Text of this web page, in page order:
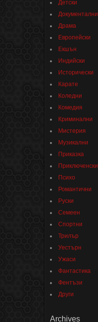
Детски
Документални
Драма
Европейски
Екшън
Индийски
Исторически
Карате
Коледни
Комедия
Криминални
Мистерия
Музикални
Приказка
Приключенски
Психо
Романтични
Руски
Семеен
Спортни
Трилър
Уестърн
Ужаси
Фантастика
Фентъзи
Други
Archives